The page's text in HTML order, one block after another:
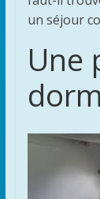
un séjour
Une